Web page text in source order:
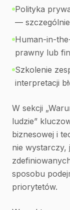
Polityka
—
Human-in-
prawny lub
Szkolenie
interpretacji
W sekcji
ludzie”
biznesowej i
nie wystarczy,
sposobu
priorytetów.